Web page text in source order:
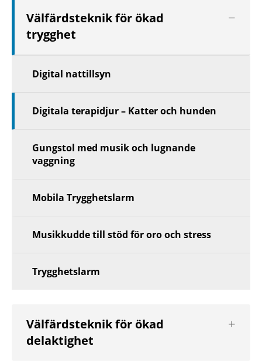
Välfärdsteknik för ökad
trygghet
Digital nattillsyn
Digitala terapidjur – Katter och hunden
Gungstol med musik och lugnande
vaggning
Mobila Trygghetslarm
Musikkudde till stöd för oro och stress
Trygghetslarm
Välfärdsteknik för ökad
delaktighet
nästa